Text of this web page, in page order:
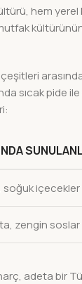
hem yerel
sıcak pide
soğuk içecekler
zengin soslar
adeta bir